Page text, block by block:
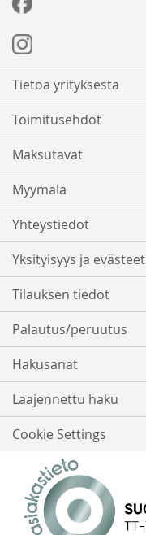
Tietoa yrityksestä
Toimitusehdot
Maksutavat
Myymälä
Yhteystiedot
Yksityisyys ja evästeet
Tilauksen tiedot
Palautus/peruutus
Hakusanat
Laajennettu haku
Cookie Settings